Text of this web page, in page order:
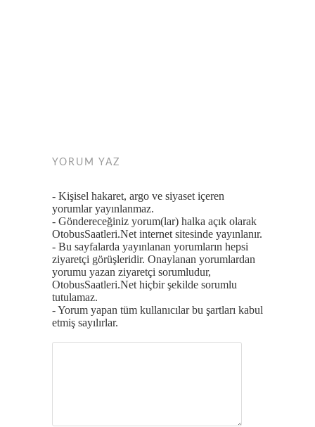
YORUM YAZ
- Kişisel hakaret, argo ve siyaset içeren
yorumlar yayınlanmaz.
- Göndereceğiniz yorum(lar) halka açık olarak
OtobusSaatleri.Net internet sitesinde yayınlanır.
- Bu sayfalarda yayınlanan yorumların hepsi
ziyaretçi görüşleridir. Onaylanan yorumlardan
yorumu yazan ziyaretçi sorumludur,
OtobusSaatleri.Net hiçbir şekilde sorumlu
tutulamaz.
- Yorum yapan tüm kullanıcılar bu şartları kabul
etmiş sayılırlar.